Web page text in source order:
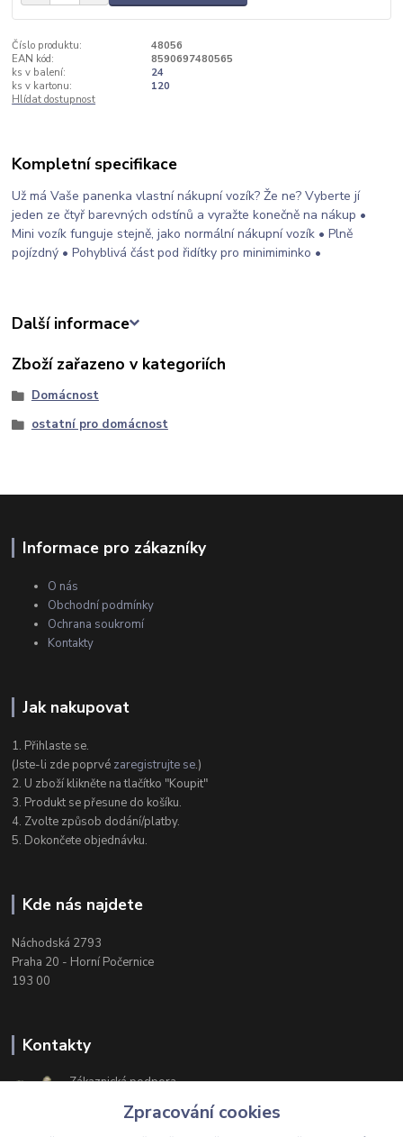
Číslo produktu:
48056
EAN kód:
8590697480565
ks v balení:
24
ks v kartonu:
120
Hlídat dostupnost
Kompletní specifikace
Už má Vaše panenka vlastní nákupní vozík? Že ne? Vyberte jí
jeden ze čtyř barevných odstínů a vyražte konečně na nákup •
Mini vozík funguje stejně, jako normální nákupní vozík • Plně
pojízdný • Pohyblivá část pod řidítky pro minimiminko •
Další informace
Zboží zařazeno v kategoriích
Domácnost
ostatní pro domácnost
Informace pro zákazníky
O nás
Obchodní podmínky
Ochrana soukromí
Kontakty
Jak nakupovat
1. Přihlaste se.
(Jste-li zde poprvé zaregistrujte se.)
2. U zboží klikněte na tlačítko "Koupit"
3. Produkt se přesune do košíku.
4. Zvolte způsob dodání/platby.
5. Dokončete objednávku.
Kde nás najdete
Náchodská 2793
Praha 20 - Horní Počernice
193 00
Kontakty
Zákaznická podpora
+420 603 174 975
Po-Čt, 8-16 hod. Pá 8-14 hod.
Zpracování cookies